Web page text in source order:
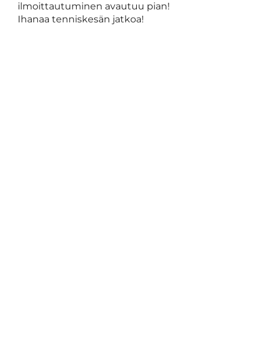
ilmoittautuminen avautuu pian!
Ihanaa tenniskesän jatkoa!